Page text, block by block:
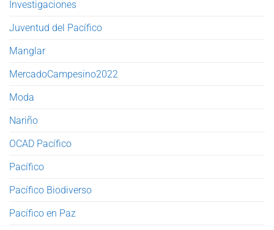
Investigaciones
Juventud del Pacífico
Manglar
MercadoCampesino2022
Moda
Nariño
OCAD Pacífico
Pacífico
Pacífico Biodiverso
Pacífico en Paz